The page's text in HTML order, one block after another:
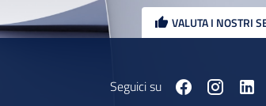
VALUTA I NOSTRI
Seguici su